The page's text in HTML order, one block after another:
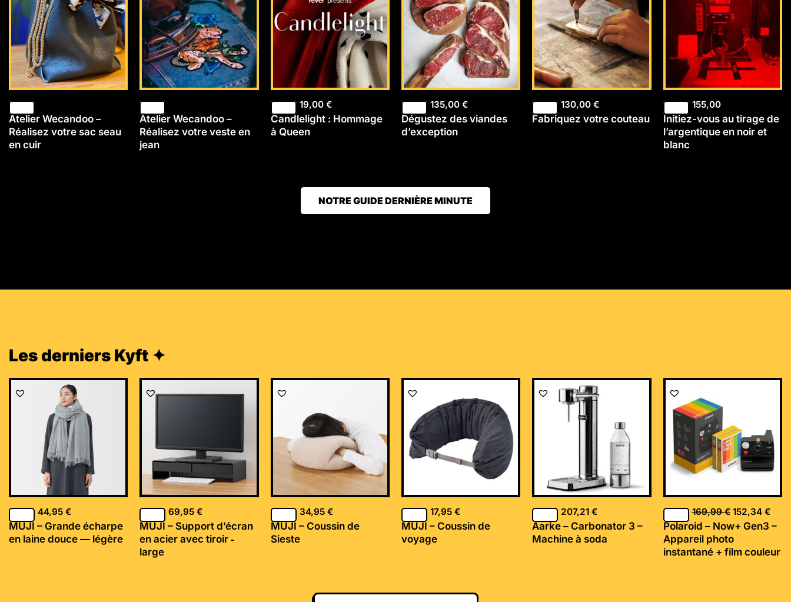
Atelier Wecandoo –
Réalisez votre sac seau
en cuir
Atelier Wecandoo –
Réalisez votre veste en
jean
19,00 €
Candlelight : Hommage
à Queen
135,00 €
Dégustez des viandes
d’exception
130,00€
Fabriquez votre couteau
155,00
Initiez-vous au tirage de
l’argentique en noir et
blanc
NOTRE GUIDE DERNIÈRE MINUTE
Les derniers Kyft ✦
44,95 €
MUJI – Grande écharpe
en laine douce — légère
69,95€
MUJI – Support d’écran
en acier avec tiroir ‐
large
34,95 €
MUJI – Coussin de
Sieste
17,95 €
MUJI – Coussin de
voyage
207,21€
Aarke – Carbonator 3 –
Machine à soda
169,99€
Le
169,99 €.
152,34 €
Le
Polaroid – Now+ Gen3 –
Appareil photo
instantané + film couleur